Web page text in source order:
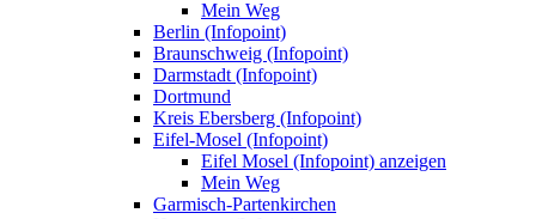
Mein Weg
Berlin (Infopoint)
Braunschweig (Infopoint)
Darmstadt (Infopoint)
Dortmund
Kreis Ebersberg (Infopoint)
Eifel-Mosel (Infopoint)
Eifel Mosel (Infopoint) anzeigen
Mein Weg
Garmisch-Partenkirchen